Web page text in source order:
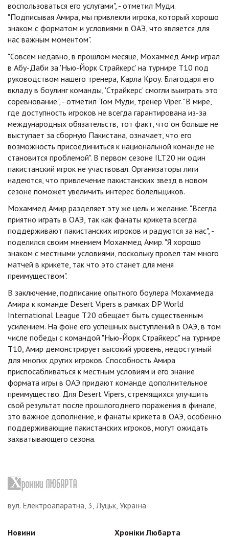
воспользоваться его услугами", - отметил Муди.
"Подписывая Амира, мы привлекли игрока, который хорошо
знаком с форматом и условиями в ОАЭ, что является для
нас важным моментом".
"Совсем недавно, в прошлом месяце, Мохаммед Амир играл
в Абу-Даби за 'Нью-Йорк Страйкерс' на турнире T10 под
руководством нашего тренера, Карла Кроу. Благодаря его
вкладу в боулинг команды, 'Страйкерс' смогли выиграть это
соревнование", - отметил Том Муди, тренер Viper. "В мире,
где доступность игроков не всегда гарантирована из-за
международных обязательств, тот факт, что он больше не
выступает за сборную Пакистана, означает, что его
возможность присоединиться к национальной команде не
становится проблемой". В первом сезоне ILT20 ни один
пакистанский игрок не участвовал. Организаторы лиги
надеются, что привлечение пакистанских звезд в новом
сезоне поможет увеличить интерес болельщиков.
Мохаммед Амир разделяет эту же цель и желание. "Всегда
приятно играть в ОАЭ, так как фанаты крикета всегда
поддерживают пакистанских игроков и радуются за нас", -
поделился своим мнением Мохаммед Амир. "Я хорошо
знаком с местными условиями, поскольку провел там много
матчей в крикете, так что это станет для меня
преимуществом".
В заключение, подписание опытного боулера Мохаммеда
Амира к команде Desert Vipers в рамках DP World
International League T20 обещает быть существенным
усилением. На фоне его успешных выступлений в ОАЭ, в том
числе победы с командой "Нью-Йорк Страйкерс" на турнире
T10, Амир демонстрирует высокий уровень, недоступный
для многих других игроков. Способность Амира
приспосабливаться к местным условиям и его знание
формата игры в ОАЭ придают команде дополнительное
преимущество. Для Desert Vipers, стремящихся улучшить
свой результат после прошлогоднего поражения в финале,
это важное дополнение, и фанаты крикета в ОАЭ, особенно
поддерживающие пакистанских игроков, могут ожидать
захватывающего сезона.
вул. Електроапаратна, 3, Луцьк, Україна
Новини Хроніки Любарта